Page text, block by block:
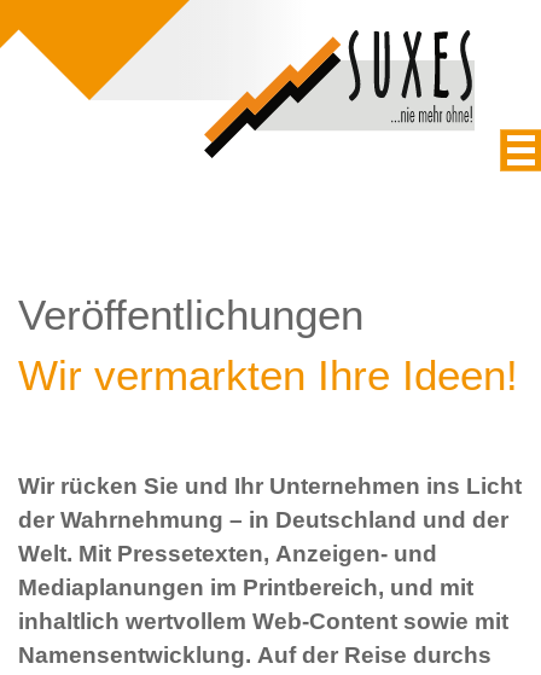
Veröffentlichungen
Wir vermarkten Ihre Ideen!
Wir rücken Sie und Ihr Unternehmen ins Licht
der Wahrnehmung – in Deutschland und der
Welt. Mit Pressetexten, Anzeigen- und
Mediaplanungen im Printbereich, und mit
inhaltlich wertvollem Web-Content sowie mit
Namensentwicklung. Auf der Reise durchs